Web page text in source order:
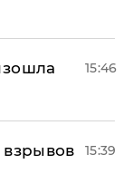
15:46
15:39